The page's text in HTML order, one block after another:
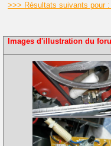
>>> Résultats suivants pour
Images d'illustration du